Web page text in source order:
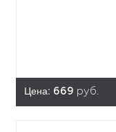
Цена: 669 руб.